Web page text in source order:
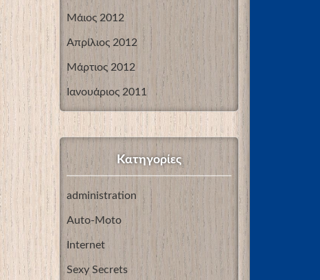
Μάιος 2012
Απρίλιος 2012
Μάρτιος 2012
Ιανουάριος 2011
Kατηγορίες
administration
Auto-Moto
Internet
Sexy Secrets